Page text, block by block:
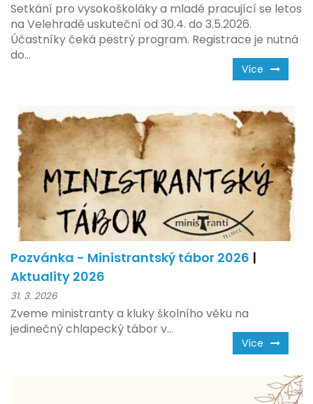
Setkání pro vysokoškoláky a mladé pracující se letos
na Velehradě uskuteční od 30.4. do 3.5.2026.
Účastníky čeká pestrý program. Registrace je nutná
do...
Více
Pozvánka - Ministrantský tábor 2026 |
Aktuality 2026
31. 3. 2026
Zveme ministranty a kluky školního věku na
jedinečný chlapecký tábor v...
Více